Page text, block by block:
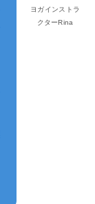
ヨガインストラ
クターRina